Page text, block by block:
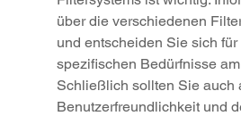
über die verschiedenen
und entscheiden Sie sich
spezifischen Bedürfnisse
Schließlich sollten Sie auch
Benutzerfreundlichkeit und